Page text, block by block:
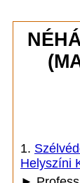
1.
Helyszíni